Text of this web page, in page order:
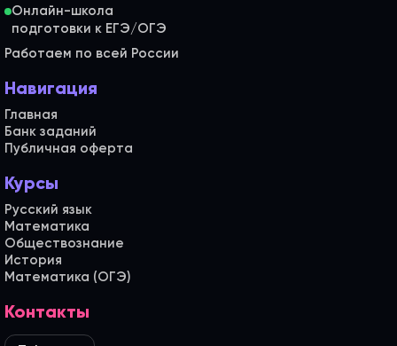
Онлайн-школа
Работаем по всей России
Навигация
Главная
Банк заданий
Публичная оферта
Курсы
Русский язык
Математика
Обществознание
История
Математика (ОГЭ)
Контакты